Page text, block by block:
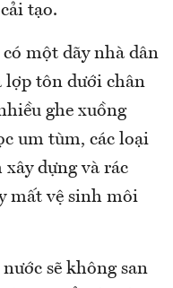
tạo.
một dãy nhà dân
lợp tôn dưới chân
ghe xuồng
um tùm, các loại
dựng và rác
mất vệ sinh môi
sẽ không san